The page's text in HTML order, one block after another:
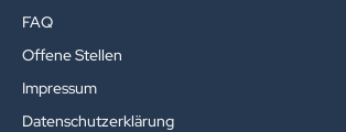
FAQ
Offene Stellen
Impressum
Datenschutzerklärung